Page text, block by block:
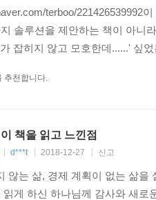
많은 도움이 될 것이다.
을 높이는 부모의 말 훈련법
한 청사진을 어떤 식으로 계
떻게 해야 할까? 집안의 수입
훈련법을 구체적으로 담고 있다.
terboo/221426539992
솔루션을 제안하는 책이 아니
잡히지 않고 모호한데......' 싶
추천합니다.
이 책을 읽고 느낀점
d***t 2018-12-27 신고
않는 삶, 경제 계획이 없는 삶
읽게 하신 하나님께 감사와 새